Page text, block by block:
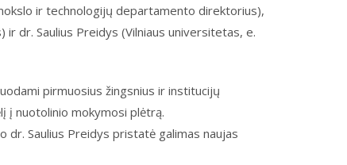
ir technologijų departamento direktorius),
ir dr. Saulius Preidys (Vilniaus universitetas, e.
pirmuosius žingsnius ir institucijų
į nuotolinio mokymosi plėtrą.
Saulius Preidys pristatė galimas naujas